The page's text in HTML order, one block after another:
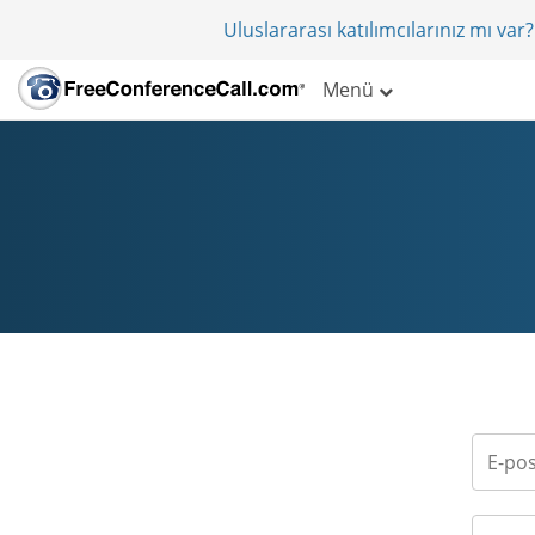
Uluslararası katılımcılarınız mı
Menü